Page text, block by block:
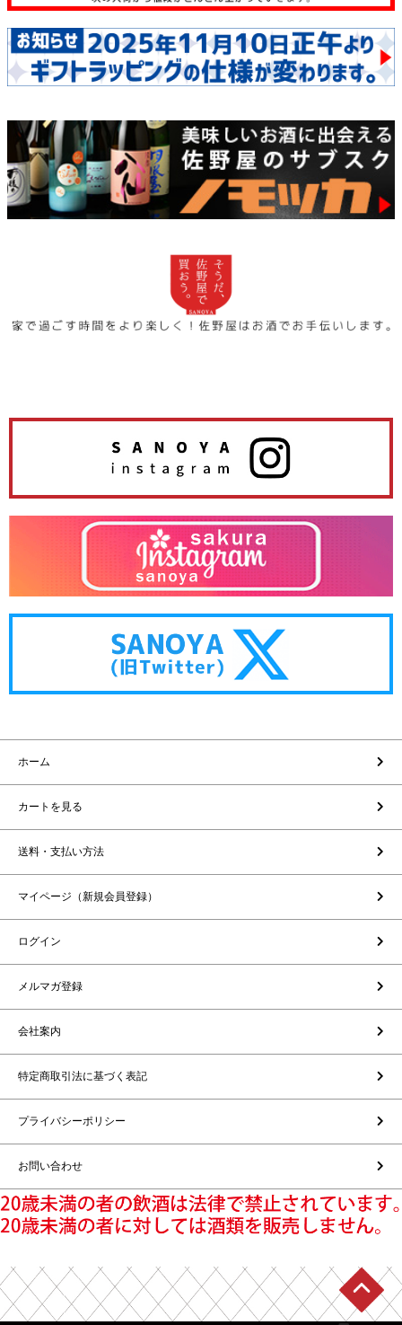
ホーム
カートを見る
送料・支払い方法
マイページ（新規会員登録）
ログイン
メルマガ登録
会社案内
特定商取引法に基づく表記
プライバシーポリシー
お問い合わせ